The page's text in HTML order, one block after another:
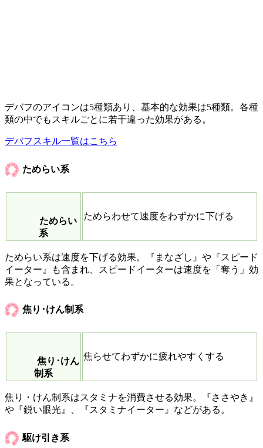
デバフのアイコンは5種類あり、基本的な効果は5種類。各種
類の中でもスキルごとに若干違った効果がある。
デバフスキル一覧はこちら
ためらい系
ためらい
系
ためらわせて速度をわずかに下げる
ためらい系は速度を下げる効果。『まなざし』や『スピード
イーター』も含まれ、スピードイーターは速度を「奪う」効
果となっている。
焦り･けん制系
焦り･けん
制系
焦らせてわずかに疲れやすくする
焦り・けん制系はスタミナを消費させる効果。『ささやき』
や『鋭い眼光』、『スタミナイーター』などがある。
駆け引き系